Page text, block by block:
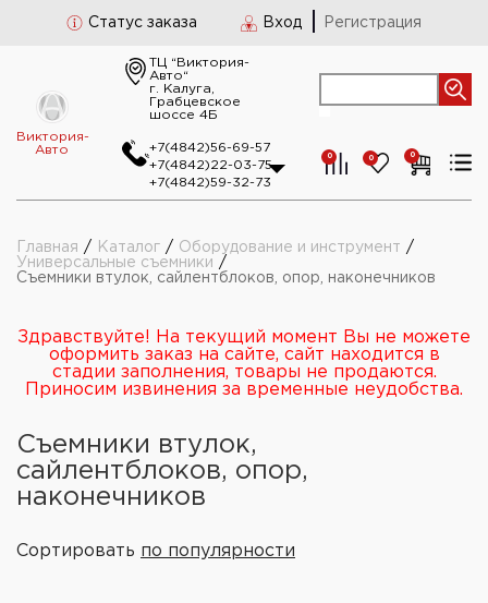
Статус заказа Вход Регистрация
Виктория-
Авто
ТЦ “Виктория-
Авто“
г. Калуга,
Грабцевское
шоссе 4Б
+7(4842)56-69-57
+7(4842)22-03-75
+7(4842)59-32-73
0 0 0
Главная / Каталог / Оборудование и инструмент /
Универсальные съемники /
Съемники втулок, сайлентблоков, опор, наконечников
Здравствуйте! На текущий момент Вы не можете
оформить заказ на сайте, сайт находится в
стадии заполнения, товары не продаются.
Приносим извинения за временные неудобства.
Съемники втулок,
сайлентблоков, опор,
наконечников
Сортировать по популярности